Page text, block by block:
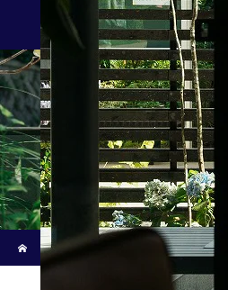
新着記事
ホーム
ブログ
dev_-03499